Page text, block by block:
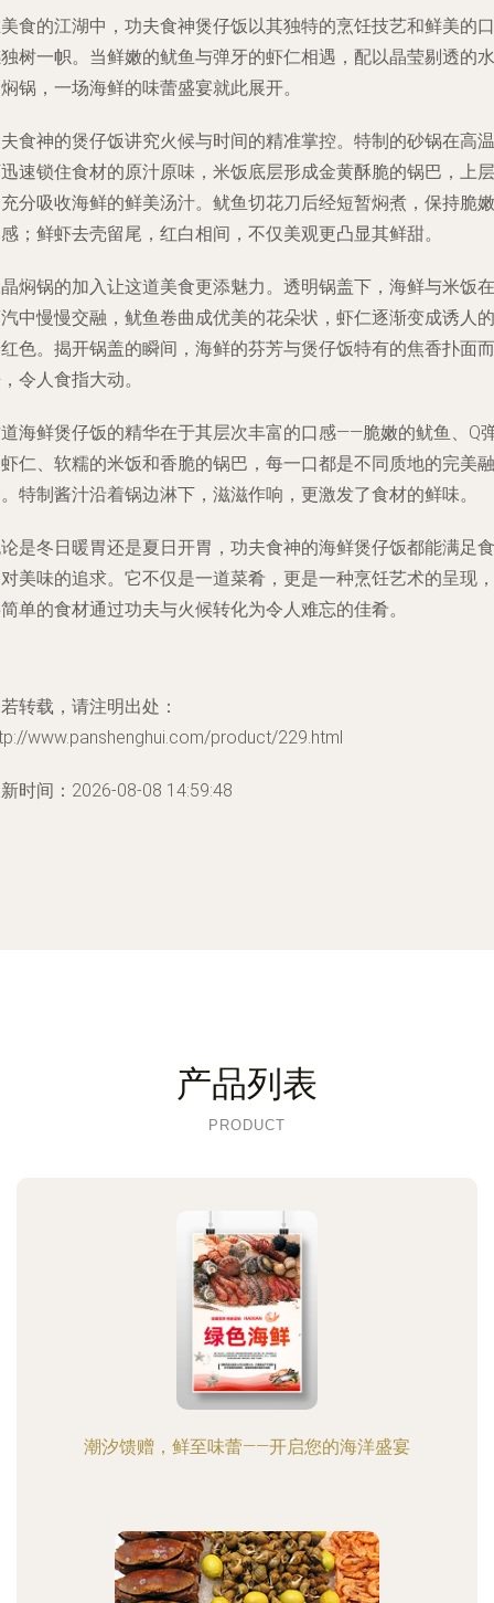
食的江湖中，功夫食神煲仔饭以其独特的烹饪技艺和鲜美的口
树一帜。当鲜嫩的鱿鱼与弹牙的虾仁相遇，配以晶莹剔透的水
锅，一场海鲜的味蕾盛宴就此展开。
食神的煲仔饭讲究火候与时间的精准掌控。特制的砂锅在高温
速锁住食材的原汁原味，米饭底层形成金黄酥脆的锅巴，上层
分吸收海鲜的鲜美汤汁。鱿鱼切花刀后经短暂焖煮，保持脆嫩
；鲜虾去壳留尾，红白相间，不仅美观更凸显其鲜甜。
焖锅的加入让这道美食更添魅力。透明锅盖下，海鲜与米饭在
中慢慢交融，鱿鱼卷曲成优美的花朵状，虾仁逐渐变成诱人的
色。揭开锅盖的瞬间，海鲜的芬芳与煲仔饭特有的焦香扑面而
令人食指大动。
海鲜煲仔饭的精华在于其层次丰富的口感——脆嫩的鱿鱼、Q
仁、软糯的米饭和香脆的锅巴，每一口都是不同质地的完美融
特制酱汁沿着锅边淋下，滋滋作响，更激发了食材的鲜味。
是冬日暖胃还是夏日开胃，功夫食神的海鲜煲仔饭都能满足食
美味的追求。它不仅是一道菜肴，更是一种烹饪艺术的呈现，
单的食材通过功夫与火候转化为令人难忘的佳肴。
转载，请注明出处：
www.panshenghui.com/product/229.html
时间：2026-08-08 14:59:48
产品列表
PRODUCT
潮汐馈赠，鲜至味蕾——开启您的海洋盛宴